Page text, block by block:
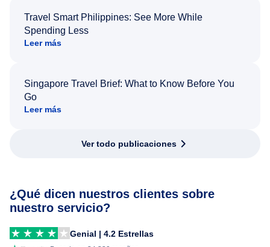
Travel Smart Philippines: See More While
Spending Less
Leer más
Singapore Travel Brief: What to Know Before You
Go
Leer más
Ver todo publicaciones
¿Qué dicen nuestros clientes sobre
nuestro servicio?
Genial | 4.2 Estrellas